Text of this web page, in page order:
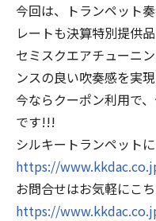
今回は、トランペット
レートも決算特別提供
セミスクエアチューニ
ンスの良い吹奏感を実
今ならクーポン利用で
です!!!
シルキートランペット
https://
お問合せはお気軽にこ
https://